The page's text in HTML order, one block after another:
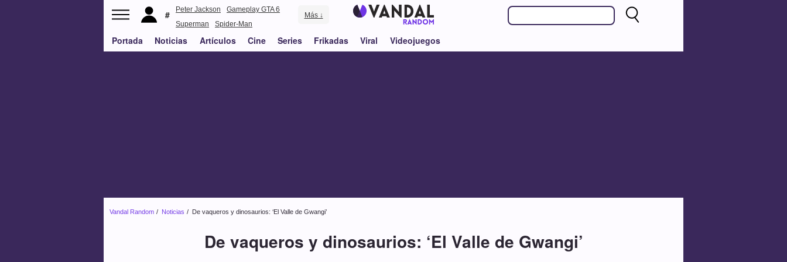
Peter Jackson
Gameplay GTA 6
Superman
Spider-Man
Más ↓
Portada Noticias Artículos Cine Series Frikadas Viral Videojuegos
Vandal Random Noticias De vaqueros y dinosaurios: ‘El Valle de Gwangi’
De vaqueros y dinosaurios: ‘El Valle de Gwangi’